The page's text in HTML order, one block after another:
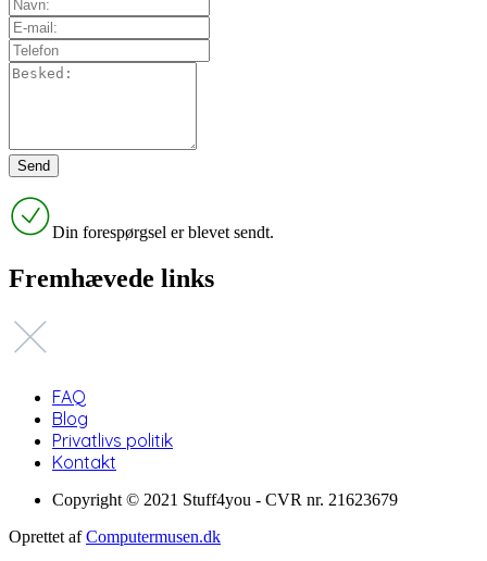
Din forespørgsel er blevet sendt.
Fremhævede links
FAQ
Blog
Privatlivs politik
Kontakt
Copyright © 2021 Stuff4you - CVR nr. 21623679
Oprettet afComputermusen.dk